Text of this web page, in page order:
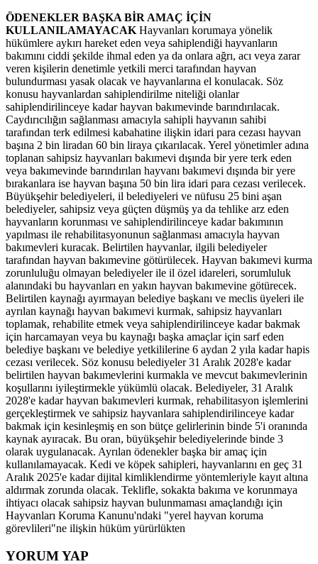
ÖDENEKLER BAŞKA BİR AMAÇ İÇİN
KULLANILAMAYACAK Hayvanları korumaya yönelik
hükümlere aykırı hareket eden veya sahiplendiği hayvanların
bakımını ciddi şekilde ihmal eden ya da onlara ağrı, acı veya zarar
veren kişilerin denetimle yetkili merci tarafından hayvan
bulundurması yasak olacak ve hayvanlarına el konulacak. Söz
konusu hayvanlardan sahiplendirilme niteliği olanlar
sahiplendirilinceye kadar hayvan bakımevinde barındırılacak.
Caydırıcılığın sağlanması amacıyla sahipli hayvanın sahibi
tarafından terk edilmesi kabahatine ilişkin idari para cezası hayvan
başına 2 bin liradan 60 bin liraya çıkarılacak. Yerel yönetimler adına
toplanan sahipsiz hayvanları bakımevi dışında bir yere terk eden
veya bakımevinde barındırılan hayvanı bakımevi dışında bir yere
bırakanlara ise hayvan başına 50 bin lira idari para cezası verilecek.
Büyükşehir belediyeleri, il belediyeleri ve nüfusu 25 bini aşan
belediyeler, sahipsiz veya güçten düşmüş ya da tehlike arz eden
hayvanların korunması ve sahiplendirilinceye kadar bakımının
yapılması ile rehabilitasyonunun sağlanması amacıyla hayvan
bakımevleri kuracak. Belirtilen hayvanlar, ilgili belediyeler
tarafından hayvan bakımevine götürülecek. Hayvan bakımevi kurma
zorunluluğu olmayan belediyeler ile il özel idareleri, sorumluluk
alanındaki bu hayvanları en yakın hayvan bakımevine götürecek.
Belirtilen kaynağı ayırmayan belediye başkanı ve meclis üyeleri ile
ayrılan kaynağı hayvan bakımevi kurmak, sahipsiz hayvanları
toplamak, rehabilite etmek veya sahiplendirilinceye kadar bakmak
için harcamayan veya bu kaynağı başka amaçlar için sarf eden
belediye başkanı ve belediye yetkililerine 6 aydan 2 yıla kadar hapis
cezası verilecek. Söz konusu belediyeler 31 Aralık 2028'e kadar
belirtilen hayvan bakımevlerini kurmakla ve mevcut bakımevlerinin
koşullarını iyileştirmekle yükümlü olacak. Belediyeler, 31 Aralık
2028'e kadar hayvan bakımevleri kurmak, rehabilitasyon işlemlerini
gerçekleştirmek ve sahipsiz hayvanlara sahiplendirilinceye kadar
bakmak için kesinleşmiş en son bütçe gelirlerinin binde 5'i oranında
kaynak ayıracak. Bu oran, büyükşehir belediyelerinde binde 3
olarak uygulanacak. Ayrılan ödenekler başka bir amaç için
kullanılamayacak. Kedi ve köpek sahipleri, hayvanlarını en geç 31
Aralık 2025'e kadar dijital kimliklendirme yöntemleriyle kayıt altına
aldırmak zorunda olacak. Teklifle, sokakta bakıma ve korunmaya
ihtiyacı olacak sahipsiz hayvan bulunmaması amaçlandığı için
Hayvanları Koruma Kanunu'ndaki "yerel hayvan koruma
görevlileri"ne ilişkin hüküm yürürlükten
YORUM YAP